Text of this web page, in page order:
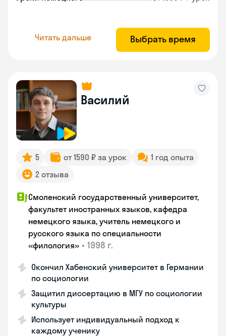
Читать дальше Выбрать время
Василий
5 от 1590 ₽ за урок
1 год опыта
2 отзыва
Смоленский государственный университет,
факультет иностранных языков, кафедра
немецкого языка, учитель немецкого и
русского языка по специальности
«филология» • 1998 г.
Окончил Хабенский университет в Германии
по социологии
Защитил диссертацию в МГУ по социологии
культуры
Использует индивидуальный подход к
каждому ученику